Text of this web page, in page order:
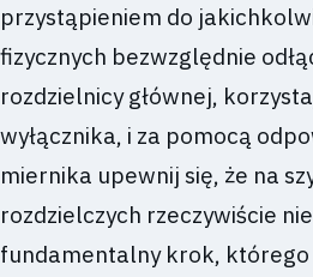
przystąpieniem do
fizycznych bezwzględnie
rozdzielnicy głównej,
wyłącznika, i za pomocą
miernika upewnij się, że na
rozdzielczych rzeczywiście
fundamentalny krok, którego